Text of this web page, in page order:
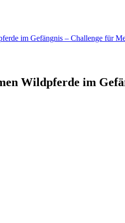
im Gefängnis – Challenge für
Wildpferde im